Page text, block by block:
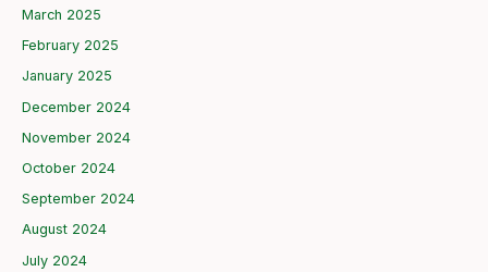
March 2025
February 2025
January 2025
December 2024
November 2024
October 2024
September 2024
August 2024
July 2024